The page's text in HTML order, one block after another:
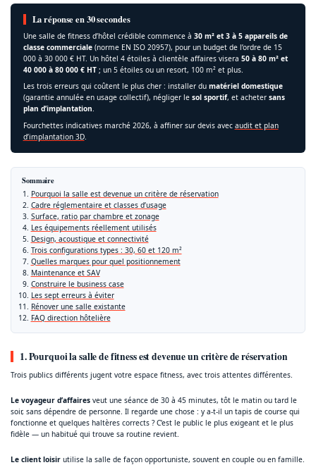
La réponse en 30 secondes
Une salle de fitness d’hôtel crédible commence à 30 m² et 3 à 5 appareils de
classe commerciale(norme EN ISO 20957), pour un budget de l’ordre de 15
000 à 30 000 € HT. Un hôtel 4 étoiles à clientèle affaires visera 50 à 80 m² et
40 000 à 80 000 € HT; un 5 étoiles ou un resort, 100 m² et plus.
Les trois erreurs qui coûtent le plus cher : installer du matériel domestique
(garantie annulée en usage collectif), négliger le sol sportif, et acheter sans
plan d’implantation.
Fourchettes indicatives marché 2026, à affiner sur devis avec audit et plan
d’implantation 3D.
Sommaire
Pourquoi la salle est devenue un critère de réservation
Cadre réglementaire et classes d’usage
Surface, ratio par chambre et zonage
Les équipements réellement utilisés
Design, acoustique et connectivité
Trois configurations types : 30, 60 et 120 m²
Quelles marques pour quel positionnement
Maintenance et SAV
Construire le business case
Les sept erreurs à éviter
Rénover une salle existante
FAQ direction hôtelière
1. Pourquoi la salle de fitness est devenue un critère de réservation
Trois publics différents jugent votre espace fitness, avec trois attentes différentes.
Le voyageur d’affaires veut une séance de 30 à 45 minutes, tôt le matin ou tard le
soir, sans dépendre de personne. Il regarde une chose : y a-t-il un tapis de course qui
fonctionne et quelques haltères corrects ? C’est le public le plus exigeant et le plus
fidèle — un habitué qui trouve sa routine revient.
Le client loisir utilise la salle de façon opportuniste, souvent en couple ou en famille.